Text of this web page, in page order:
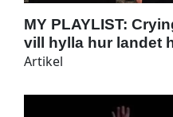
MY PLAYLIST:
vill hylla hur landet
Artikel